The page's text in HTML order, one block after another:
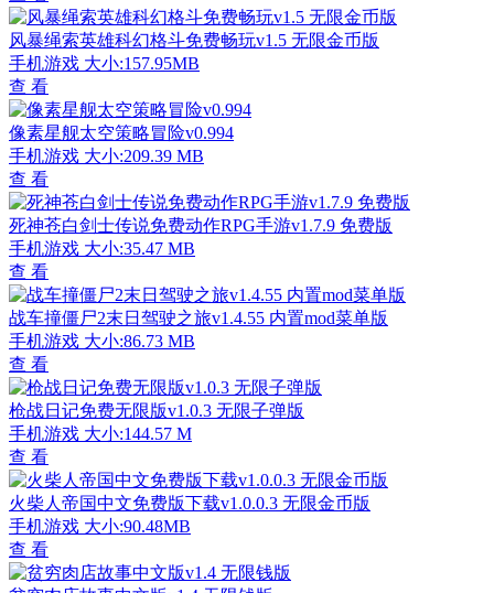
风暴绳索英雄科幻格斗免费畅玩v1.5 无限金币版
手机游戏 大小:157.95MB
查 看
像素星舰太空策略冒险v0.994
手机游戏 大小:209.39 MB
查 看
死神苍白剑士传说免费动作RPG手游v1.7.9 免费版
手机游戏 大小:35.47 MB
查 看
战车撞僵尸2末日驾驶之旅v1.4.55 内置mod菜单版
手机游戏 大小:86.73 MB
查 看
枪战日记免费无限版v1.0.3 无限子弹版
手机游戏 大小:144.57 M
查 看
火柴人帝国中文免费版下载v1.0.0.3 无限金币版
手机游戏 大小:90.48MB
查 看